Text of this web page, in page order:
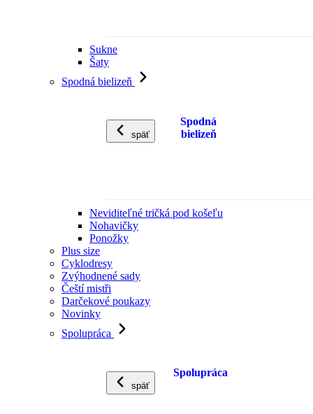
Sukne
Šaty
Spodná bielizeň
späť
Spodná
bielizeň
Neviditeľné tričká pod košeľu
Nohavičky
Ponožky
Plus size
Cyklodresy
Zvýhodnené sady
Čeští mistři
Darčekové poukazy
Novinky
Spolupráca
späť
Spolupráca